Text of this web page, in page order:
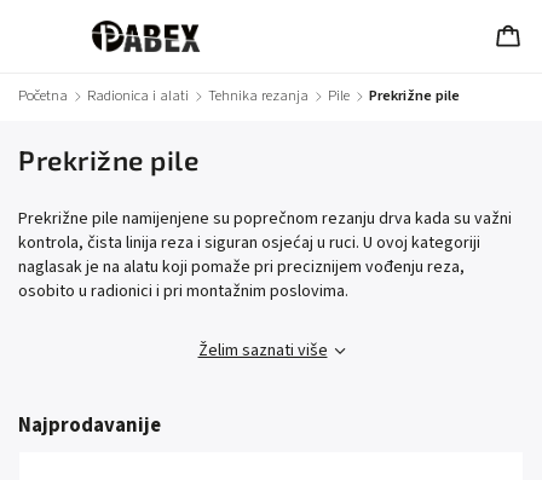
Početna / Radionica i alati / Tehnika rezanja / Pile / Prekrižne pile
Prekrižne pile
Prekrižne pile namijenjene su poprečnom rezanju drva kada su važni
kontrola, čista linija reza i siguran osjećaj u ruci. U ovoj kategoriji
naglasak je na alatu koji pomaže pri preciznijem vođenju reza,
osobito u radionici i pri montažnim poslovima.
Želim saznati više
Najprodavanije